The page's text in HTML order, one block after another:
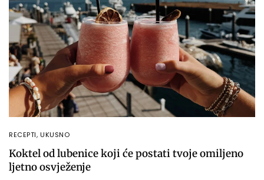
RECEPTI, UKUSNO
Koktel od lubenice koji će postati tvoje omiljeno
ljetno osvježenje